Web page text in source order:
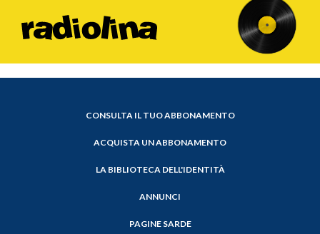
CONSULTA IL TUO ABBONAMENTO
ACQUISTA UN ABBONAMENTO
LA BIBLIOTECA DELL'IDENTITÀ
ANNUNCI
PAGINE SARDE